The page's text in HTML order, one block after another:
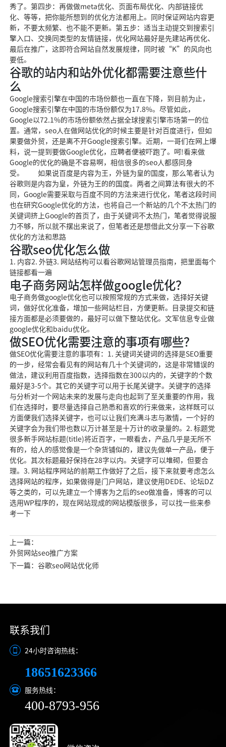
秀了。第四步：再做做meta优化、页面布局优化、内部链接优
化、等等，把你能所想到的优化方法都用上。同时保证网站内容更
新，不要太频繁、也不能不更新。第五步：适当主动提交到搜索引
擎入口、交换同类型的友情链接，优化网站最好是先建站再优化、
最后在推广，这即符合网站自然发展规律，同时被“K”的风向也
要低。
谷歌的站内和站外优化都需要注意些什
么
Google搜索引擎在中国的市场份额也一直在下降，到目前为止，
Google搜索引擎在中国的市场份额仅为17.8%。尽管如此，
Google以72.1%的市场份额依然占据全球搜索引擎市场第一的位
置。通常，seo人在做网站优化的时候主要是针对百度进行，但如
果要做外贸，还是离不开Google搜索引擎。近期，一哥们在网上爆
料，说一提到要做Google优化，应聘者便被吓跑了。呵!看来做
Google的优化的确是不容易啊，相信很多的seo人都感同身
受。 如果说百度是内容为王，外链为皇的国度，那么笔者认为
谷歌则是内容为皇，外链为王的的国度。两者之间算法有很大的不
同，Google需要采取与百度不同的方法来进行优化，笔者这段时间
也在研究Google优化的方法，也将自己一个新站的几个不太热门的
关键词挤上Google的首页了，由于关键词不太热门，笔者觉得说服
力不够，所以就不摆出来说了，但笔者还是想借此文分享一下谷歌
优化的方法和思路
谷歌seo优化怎么做
1. 内容2. 外链3. 网站结构可以看谷歌网站管理员指南，把里面每个
链接都看一遍
电子商务网站怎样做google优化？
电子商务做google优化也可以按照常规的方式来做，选择好关键
词，做好优化准备，增加一些网站栏目，方便更新。目录提交和链
接方面都是必须要做的，最好可以做下整站优化。文军信息专业做
google优化和baidu优化。
做SEO优化需要注意的事项有哪些？
做SEO优化需要注意的事项有：1. 关键词关键词的选择是SEO重要
的一步，经常会看见有的网站有几十个关键词的，这是非常错误的
做法，建议利用百度指数，选择指数在300以内的，关键字的个数
最好是3-5个。其它的关键字可以用于长尾关键字。关键字的选择
与分析对一个网站未来的发展与走向也起到了至关重要的作用，我
们在选择时，要尽量选择自己熟悉和喜欢的行来做来，这样既可以
方面便我们选择关键字，也可以让我们充满斗志与激情，一个好的
关键字会为我们带也数以万计甚至是十万计的收录量的。2. 标题党
很多新手网站标题(title)将近百字，一眼看去，产品几乎是无所不
有的，给人的感觉像是一个杂货铺似的，建议先做单一产品，便于
优化。其次标题最好保持在28字以内。关键字可以堆砌，但要合
理。3. 网站程序网站的前期工作做好了之后，接下来就要考虑怎么
选择网站的程序，如果做得是门户网站，建议使用DEDE、论坛DZ
等之类的，可以先建立一个博客为之后的seo做准备，博客的可以
选用WP程序的，现在网站现成的网站模版很多，可以找一些来参
考一下
上一篇：
外贸网站seo推广方案
下一篇：谷歌seo网站优化师
联系我们
24小时咨询热线：
18651623366
服务热线：
400-8793-956